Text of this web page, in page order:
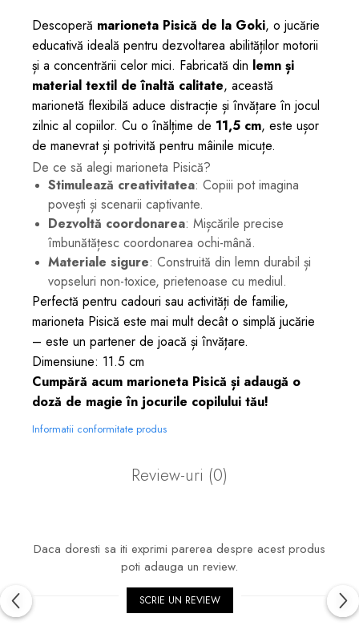
Descoperă marioneta Pisică de la Goki, o jucărie
educativă ideală pentru dezvoltarea abilităților motorii
și a concentrării celor mici. Fabricată din lemn și
material textil de înaltă calitate, această
marionetă flexibilă aduce distracție și învățare în jocul
zilnic al copiilor. Cu o înălțime de 11,5 cm, este ușor
de manevrat și potrivită pentru mâinile micuțe.
De ce să alegi marioneta Pisică?
Stimulează creativitatea: Copiii pot imagina
povești și scenarii captivante.
Dezvoltă coordonarea: Mișcările precise
îmbunătățesc coordonarea ochi-mână.
Materiale sigure: Construită din lemn durabil și
vopseluri non-toxice, prietenoase cu mediul.
Perfectă pentru cadouri sau activități de familie,
marioneta Pisică este mai mult decât o simplă jucărie
– este un partener de joacă și învățare.
Dimensiune: 11.5 cm
Cumpără acum marioneta Pisică și adaugă o
doză de magie în jocurile copilului tău!
Informatii conformitate produs
Review-uri (0)
Daca doresti sa iti exprimi parerea despre acest produs
poti adauga un review.
SCRIE UN REVIEW